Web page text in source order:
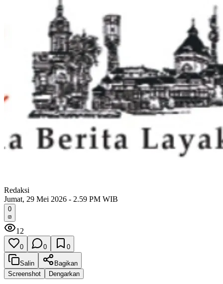
Redaksi
Jumat, 29 Mei 2026 - 2.59 PM WIB
0
12
0 0 0
Salin
Bagikan
Screenshot
Dengarkan